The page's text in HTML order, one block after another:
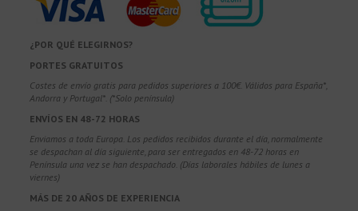
¿POR QUÉ ELEGIRNOS?
PORTES GRATUITOS
Costes de envío gratis para pedidos superiores a 100€. Válidos para España*,
Andorra y Portugal*. (*Solo península)
ENVÍOS EN 48-72 HORAS
Enviamos a toda Europa. Los pedidos recibidos durante el día, normalmente
se despachan al día siguiente, para ser entregados en 48-72 horas en
Península una vez se han despachado. (Días laborales hábiles de lunes a
viernes)
MÁS DE 20 AÑOS DE EXPERIENCIA